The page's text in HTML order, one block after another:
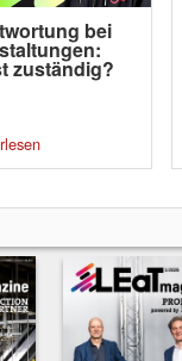
bei
zuständig?